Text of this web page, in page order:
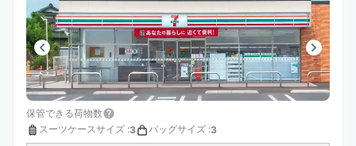
保管できる荷物数
スーツケースサイズ :3 バッグサイズ :3